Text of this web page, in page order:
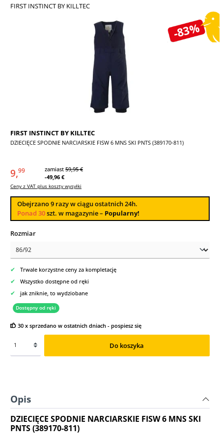
-83%
FIRST INSTINCT BY KILLTEC
DZIECIĘCE SPODNIE NARCIARSKIE FISW 6 MNS SKI PNTS (389170-811)
FIRST INSTINCT BY KILLTEC
9,99 zamiast 59,95 €
-49,96 €
Ceny z VAT plus koszty wysyłki
Obejrzano9 razy w ciągu ostatnich 24h.
Ponad 30szt. w magazynie – Popularny!
Wybierz
Rozmiar
✔ Trwale korzystne ceny za kompletację
✔ Wszystko dostępne od ręki
✔ jak zniknie, to wydziobane
Dostępny od ręki
30 x sprzedano w ostatnich dniach - pospiesz się
Do koszyka
Opis
DZIECIĘCE SPODNIE NARCIARSKIE FISW 6 MNS SKI
PNTS (389170-811)